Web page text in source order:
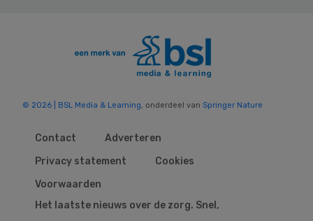
© 2026 | BSL Media & Learning , onderdeel van Springer Nature
Contact
Adverteren
Privacy statement
Cookies
Voorwaarden
Het laatste nieuws over de zorg. Snel,